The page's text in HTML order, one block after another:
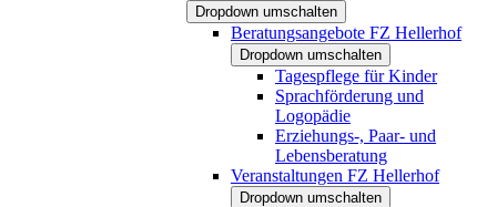
Dropdown umschalten
Beratungsangebote FZ Hellerhof
Dropdown umschalten
Tagespflege für Kinder
Sprachförderung und
Logopädie
Erziehungs-, Paar- und
Lebensberatung
Veranstaltungen FZ Hellerhof
Dropdown umschalten